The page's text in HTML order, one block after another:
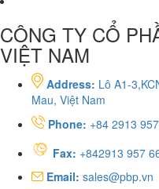
CÔNG TY CỔ
VIỆT NAM
Address: Lô A1-
Mau, Việt Nam
Phone: +84 2913
Fax: +842913 957
Email: sales@pbp.vn